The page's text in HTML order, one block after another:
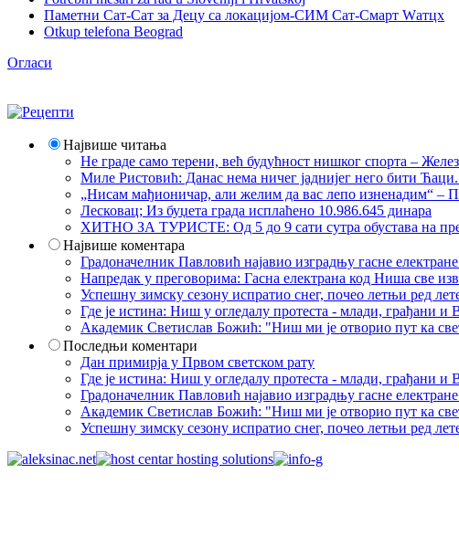
Паметни Сат-Сат за Децу са локацијом-СИМ Сат-Смарт Wатцх
Otkup telefona Beograd
Огласи
Највише читања
Не граде само терени, већ будућност нишког спорта –
Миле Ристовић: Данас нема ничег јаднијег него бити Ћаци.
„Нисам мађионичар, али желим да вас лепо изненадим“ –
Лесковац; Из буџета града исплаћено 10.986.645 динара
ХИТНО ЗА ТУРИСТЕ: Од 5 до 9 сати сутра обустава на
Највише коментара
Градоначелник Павловић најавио изградњу гасне
Напредак у преговорима: Гасна електрана код Ниша све
Успешну зимску сезону испратио снег, почео летњи ред
Где је истина: Ниш у огледалу протеста - млади, грађани
Академик Светислав Божић: "Ниш ми је отворио пут ка
Последњи коментари
Дан примирја у Првом светском рату
Где је истина: Ниш у огледалу протеста - млади, грађани
Градоначелник Павловић најавио изградњу гасне
Академик Светислав Божић: "Ниш ми је отворио пут ка
Успешну зимску сезону испратио снег, почео летњи ред